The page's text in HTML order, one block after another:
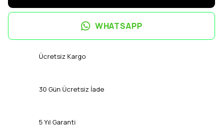
WHATSAPP
Ücretsiz Kargo
30 Gün Ücretsiz İade
5 Yıl Garanti